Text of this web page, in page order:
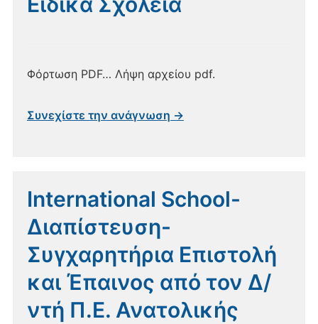
Φόρτωση PDF… Λήψη αρχείου pdf.
Συνεχίστε την ανάγνωση →
International School-
Διαπίστευση-
Συγχαρητήρια Επιστολή
και Έπαινος από τον Δ/
ντή Π.Ε. Ανατολικής